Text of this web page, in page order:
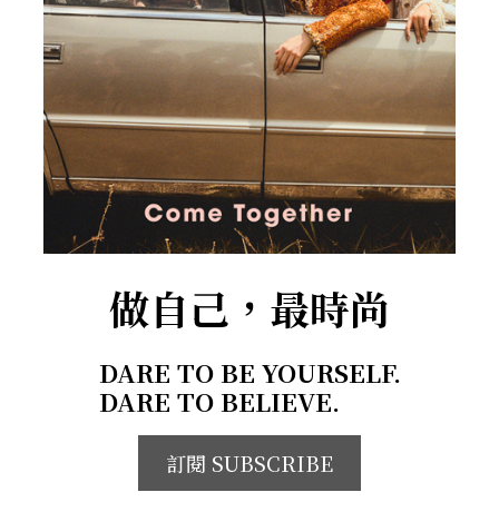
做自己，最時尚
DARE TO BE YOURSELF.
DARE TO BELIEVE.
訂閱 SUBSCRIBE